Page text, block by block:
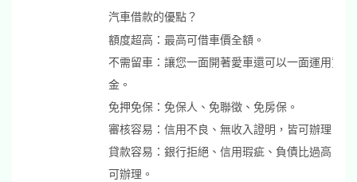
汽車借款的優點？
額度超高：最高可借車價全額。
不需留車：讓您一面開著愛車還可以一面運用資
金。
免押免保：免保人、免聯徵、免房保。
審核容易：信用不良、無收入證明，皆可辦理。
貸款容易：銀行拒絕、信用瑕疵、負債比過高，皆
可辦理。